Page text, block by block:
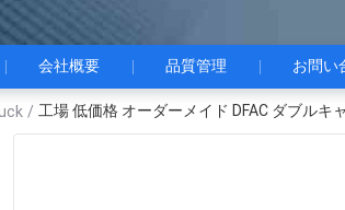
会社概要 品質管理 お問い
/ 工場 低価格 オーダーメイド DFAC ダブル